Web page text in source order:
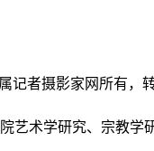
者摄影家网所有
术学研究、宗教